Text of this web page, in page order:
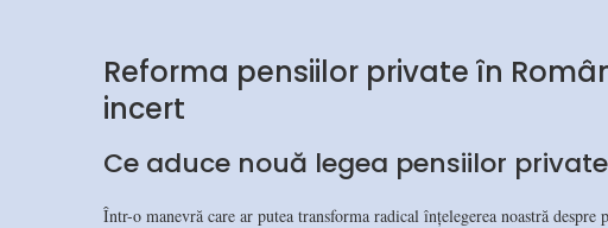
Reforma pensiilor private în
incert
Ce aduce nouă legea pensiilor
Într-o manevră care ar putea transforma radical înțelegerea noastră